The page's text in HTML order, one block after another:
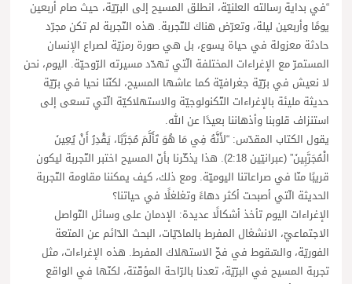
“في بداية رسالته العلنيّة، انطلق المسيح إلى البرّيّة، حيث صام أربعين
يومًا وأربعين ليلة، وتعرّض هناك للتّجربة. هذه التّجربة لم تكن مجرّد
حادثة معزولة في حياة يسوع، بل هي صورة رمزيّة لصراع الإنسان
المستمرّ مع الإغراءات المختلفة الّتي تهدّد مسيرته الرّوحيّة. اليوم، نحن
لا نعيش في برّيّة جغرافيّة كما عاشها المسيح، لكنّنا نحيا في برّيّة
حديثة مليئة بالإغراءات التّكنولوجيّة والاستهلاكيّة الّتي تسعى إلى
استنزاف قلوبنا وأذهاننا بعيدًا عن الله.
يقول الكتاب المقدّس: “لأَنَّهُ فِي مَا هُوَ تَأَلَّمَ مُجَرَّبًا، يَقْدِرُ أَنْ يُعِينَ
الْمُجَرَّبِينَ” (عبرانيّين 2:18). هذا يذكّرنا بأنّ المسيح اختبر التّجربة ليكون
قريبًا منّا في صراعاتنا اليوميّة. ومع ذلك، كيف يمكننا مقاومة التّجربة
الحديثة الّتي أصبحت أكثر دهاءً وتغلغلًا في حياتنا؟
الإغراءات اليوم تأخذ أشكالًا عديدة: الإدمان على وسائل التّواصل
الاجتماعيّ، الانشغال المفرط بالمادّيّات، البحث الدّائم عن المتعة
الفوريّة، والسّقوط في فخّ الاستهلاك المفرط. هذه الإغراءات، مثل
تجربة المسيح في البرّيّة، تعدنا بالرّاحة المؤقّتة، لكنّها في الواقع